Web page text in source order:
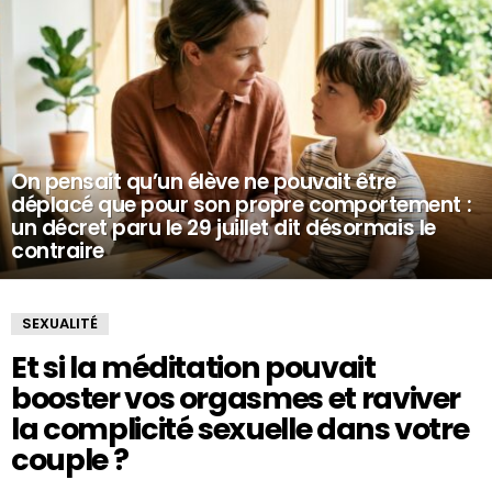
On pensait qu’un élève ne pouvait être
déplacé que pour son propre comportement :
un décret paru le 29 juillet dit désormais le
contraire
SEXUALITÉ
Et si la méditation pouvait
booster vos orgasmes et raviver
la complicité sexuelle dans votre
couple ?